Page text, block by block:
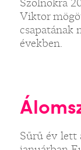
Viktor
csapatának
években.
Sűrű év lett